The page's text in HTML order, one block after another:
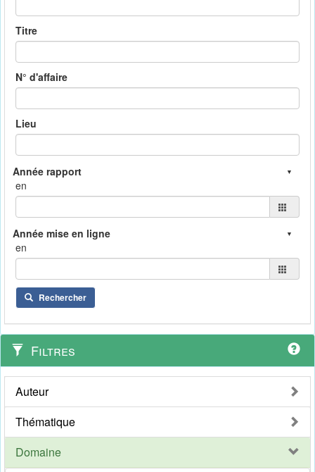
Titre
N° d'affaire
Lieu
en
en
Rechercher
Filtres
Auteur
Thématique
Domaine